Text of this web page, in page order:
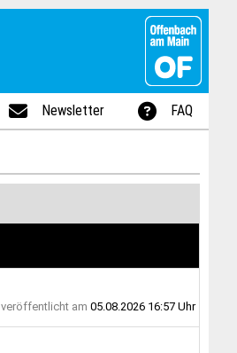
Newsletter FAQ
veröffentlicht am 05.08.2026 16:57 Uhr